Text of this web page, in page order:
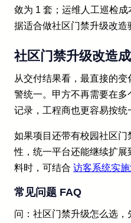
敛为 1 套；运维人工巡检
据适合做社区门禁升级改造
社区门禁升级改造
从交付结果看，最直接的
警统一。甲方不再需要在
记录，工程商也更容易按统
如果项目还带有校园社区
性，统一平台还能继续扩
料时，可结合 访客系统实
常见问题 FAQ
问：社区门禁升级怎么选，